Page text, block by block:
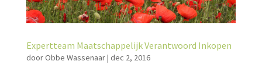
Expertteam Maatschappelijk Verantwoord Inkopen
doorObbe Wassenaar| dec 2, 2016